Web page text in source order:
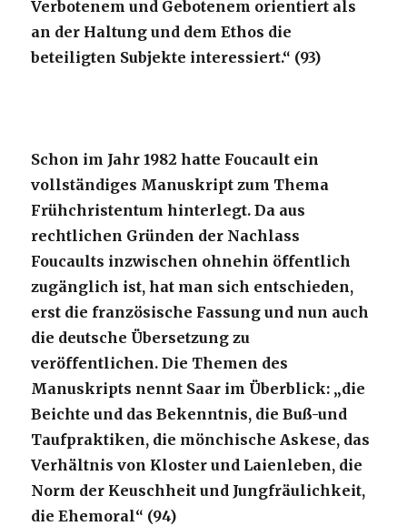
Verbotenem und Gebotenem orientiert als
an der Haltung und dem Ethos die
beteiligten Subjekte interessiert.“ (93)
Schon im Jahr 1982 hatte Foucault ein
vollständiges Manuskript zum Thema
Frühchristentum hinterlegt. Da aus
rechtlichen Gründen der Nachlass
Foucaults inzwischen ohnehin öffentlich
zugänglich ist, hat man sich entschieden,
erst die französische Fassung und nun auch
die deutsche Übersetzung zu
veröffentlichen. Die Themen des
Manuskripts nennt Saar im Überblick: „die
Beichte und das Bekenntnis, die Buß-und
Taufpraktiken, die mönchische Askese, das
Verhältnis von Kloster und Laienleben, die
Norm der Keuschheit und Jungfräulichkeit,
die Ehemoral“ (94)